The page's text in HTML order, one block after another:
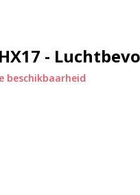
-
beschikbaarheid